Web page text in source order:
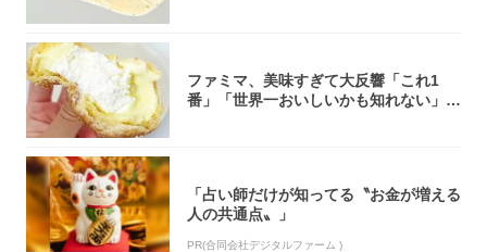
ファミマ、美味すぎて大反響「これ1
番」「世界一おいしいかも知れない」
「占い師だけが知ってる〝お金が増える
人の共通点〟」
PR(合同会社デジタルファーム )